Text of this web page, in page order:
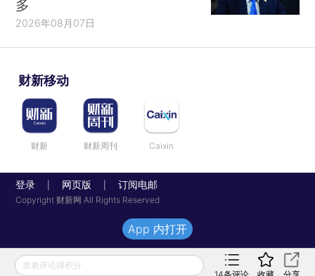
多
2026年08月07日
财新移动
财新 财新周刊 Caixin
登录 网页版 订阅电邮
Copyright 财新网 All Rights Reserved
发表评论得积分
14条评论 收藏 分享
App 内打开